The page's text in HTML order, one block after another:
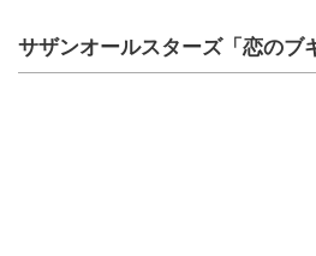
サザンオールスターズ「恋のブ